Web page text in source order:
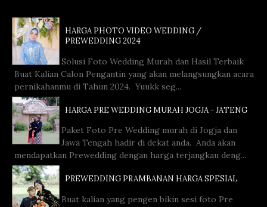
HARGA PHOTO VIDEO WEDDING /
PREWEDDING 2024
Solusi Foto Wedding Murah dan Hasil Terbaik
Buat Kalian Calon Pengantin yang akan melangsungkan acara
pernikahanmu di Tahun 2024. Yuukk seg...
HARGA PRE WEDDING MURAH JOGJA - JATENG
Paket Foto Pre Wedding murah di Jogja dan
Jawa Tengah hadir di dekat anda. Anda akan
mendapatkan Prewedding dengan harga terjangkau deng...
PREWEDDING PRAMBANAN HARGA SPESIAL
Buat kalian yang pengen bikin sesi foto Pre